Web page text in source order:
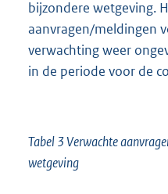
bijzondere wetgeving.
aanvragen/meldingen
verwachting weer
in de periode voor de
Tabel 3 Verwachte
wetgeving